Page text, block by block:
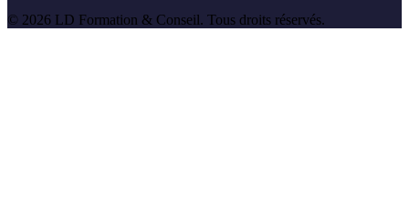
© 2026 LD Formation & Conseil. Tous droits réservés.